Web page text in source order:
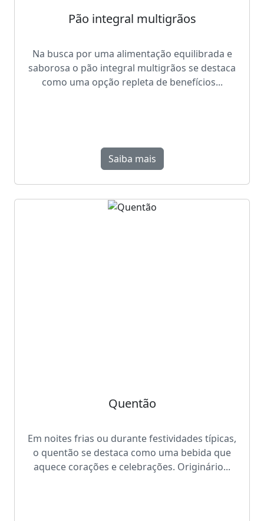
Pão integral multigrãos
Na busca por uma alimentação equilibrada e
saborosa o pão integral multigrãos se destaca
como uma opção repleta de benefícios...
Saiba mais
Quentão
Em noites frias ou durante festividades típicas,
o quentão se destaca como uma bebida que
aquece corações e celebrações. Originário...